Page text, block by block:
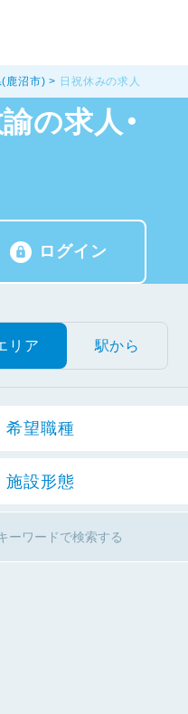
鹿沼市) 日祝休みの求人
の求人・
ログイン
リア 駅から
希望職種
施設形態